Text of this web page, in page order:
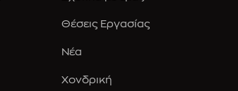
Θέσεις Εργασίας
Νέα
Χονδρική